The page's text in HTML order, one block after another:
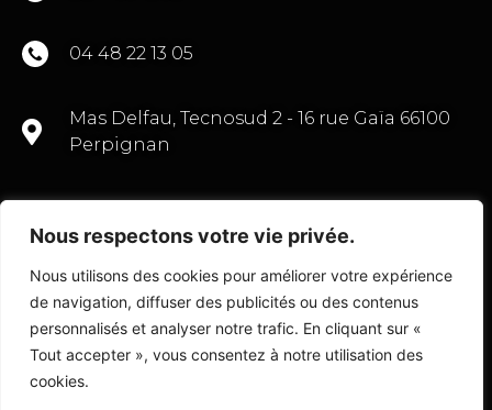
Nous respectons votre vie privée.
Nous utilisons des cookies pour améliorer votre expérience
de navigation, diffuser des publicités ou des contenus
personnalisés et analyser notre trafic. En cliquant sur «
Tout accepter », vous consentez à notre utilisation des
cookies.
04 48 22 13 05
Mas Delfau, Tecnosud 2 - 16 rue Gaïa 66100
Perpignan
CONTACTEZ-NOUS
© Copyright 2022 Transactions Commerce 66